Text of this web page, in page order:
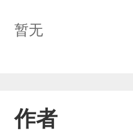
暂无
作者